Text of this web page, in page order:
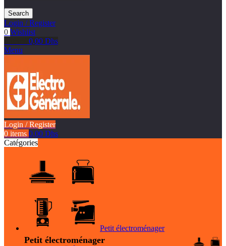
Search
Login / Register
0 Wishlist
0,00 Dhs
Menu
Login / Register
0 items 0,00 Dhs
Catégories
Petit électroménager
Petit électroménager